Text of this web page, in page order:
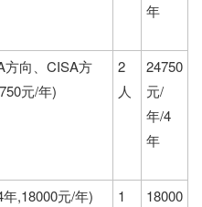
年
方向、CISA方
元/年)
2
人
24750
元/
年/4
年
,18000元/年)
1
18000